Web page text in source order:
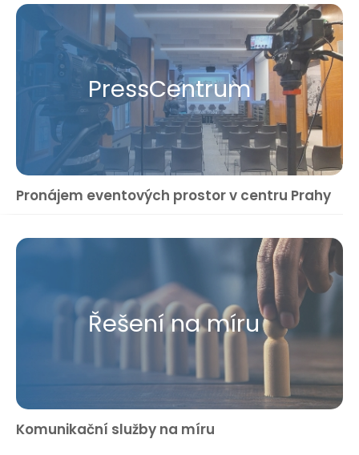
Press​Centrum
Pronájem eventových prostor v centru Prahy
Řešení na míru
Komunikační služby na míru